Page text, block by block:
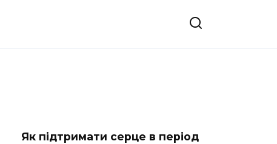
Як підтримати серце в період